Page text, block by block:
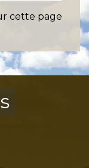
cette page